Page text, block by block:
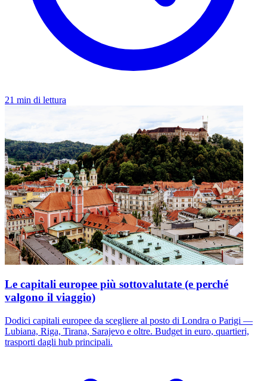
21 min di lettura
Le capitali europee più sottovalutate (e perché
valgono il viaggio)
Dodici capitali europee da scegliere al posto di Londra o Parigi —
Lubiana, Riga, Tirana, Sarajevo e oltre. Budget in euro, quartieri,
trasporti dagli hub principali.